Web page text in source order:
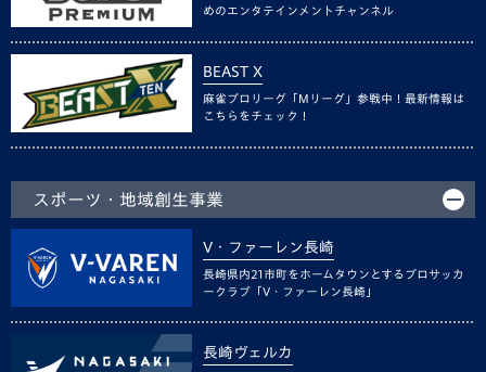
めのエンタテインメントチャンネル
BEAST X
麻雀プロリーグ「Mリーグ」参戦中！最新情報は
こちらをチェック！
スポーツ・地域創生事業
V・ファーレン長崎
長崎県内21市町をホームタウンとするプロサッカ
ークラブ「V・ファーレン長崎」
長崎ヴェルカ